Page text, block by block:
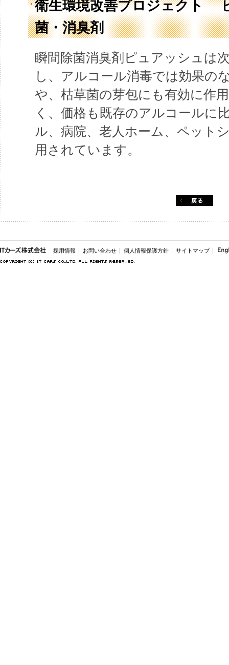
衛生環境改善プロジェクト
菌・消臭剤
瞬間除菌消臭剤ピュアッシュは
し、アルコール消毒では効果の
や、枯草菌の芽包にも有効に作
く、価格も既存のアルコールに
ル、病院、老人ホーム、ペット
用されています。
採用情報 お問い合わせ 個人情報保護方針 サイトマップ